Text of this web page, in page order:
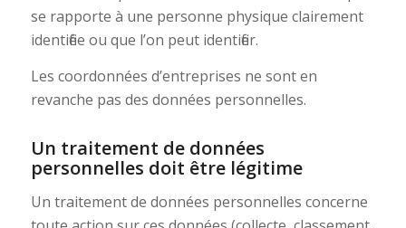
se rapporte à une personne physique clairement
identifiée ou que l’on peut identifier.
Les coordonnées d’entreprises ne sont en
revanche pas des données personnelles.
Un traitement de données
personnelles doit être légitime
Un traitement de données personnelles concerne